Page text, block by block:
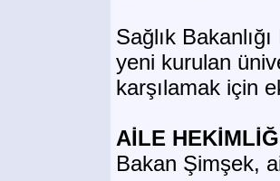
Sağlık
yeni kurulan
karşılamak için
AİLE
Bakan Şimşek,